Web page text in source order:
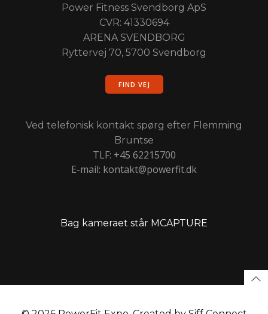
Power Fitness Svendborg ApS
CVR: 41330694
ARENA SVENDBORG
Ryttervej 70, 5700 Svendborg
FIND VEJ
Ved telefonisk kontakt spørg efter Flemming
Bruntse
TLF: +45 62215700
E-mail: kontakt@powerfit.dk
Bag kameraet står MCAPTURE